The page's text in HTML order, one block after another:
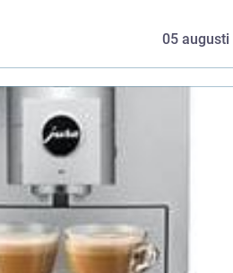
05 augusti